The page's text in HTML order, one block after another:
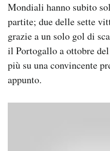
Mondiali hanno subito
partite; due delle sette
grazie a un solo gol di
il Portogallo a ottobre
più su una convincente
appunto.